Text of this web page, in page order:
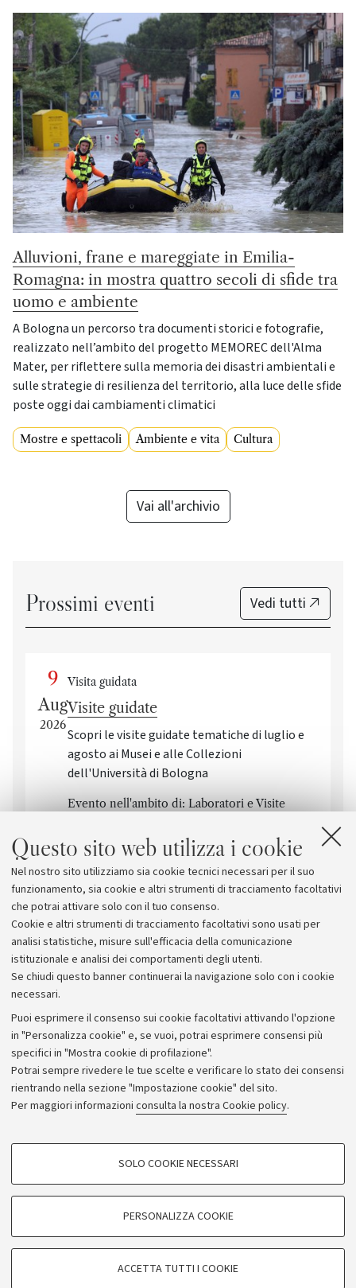
Questo sito web utilizza i cookie
Nel nostro sito utilizziamo sia cookie tecnici necessari per il suo
funzionamento, sia cookie e altri strumenti di tracciamento facoltativi
che potrai attivare solo con il tuo consenso.
Cookie e altri strumenti di tracciamento facoltativi sono usati per
analisi statistiche, misure sull'efficacia della comunicazione
istituzionale e analisi dei comportamenti degli utenti.
Se chiudi questo banner continuerai la navigazione solo con i cookie
necessari.
Puoi esprimere il consenso sui cookie facoltativi attivando l'opzione
in "Personalizza cookie" e, se vuoi, potrai esprimere consensi più
specifici in "Mostra cookie di profilazione".
Potrai sempre rivedere le tue scelte e verificare lo stato dei consensi
rientrando nella sezione "Impostazione cookie" del sito.
Per maggiori informazioni consulta la nostra Cookie policy.
COOKIE DI PROFILAZIONE - FACOLTATIVI
COOKIE TECNICI - NECESSARI
SOLO COOKIE NECESSARI
PERSONALIZZA COOKIE
ACCETTA TUTTI I COOKIE
Alluvioni, frane e mareggiate in Emilia-
Romagna: in mostra quattro secoli di sfide tra
uomo e ambiente
A Bologna un percorso tra documenti storici e fotografie,
realizzato nell’ambito del progetto MEMOREC dell'Alma
Mater, per riflettere sulla memoria dei disastri ambientali e
sulle strategie di resilienza del territorio, alla luce delle sfide
poste oggi dai cambiamenti climatici
Mostre e spettacoli Ambiente e vita Cultura
Vai all'archivio
Prossimi eventi Vedi tutti
9
Aug
2026
Visita guidata
Visite guidate
Scopri le visite guidate tematiche di luglio e
agosto ai Musei e alle Collezioni
dell'Università di Bologna
Evento nell'ambito di: Laboratori e Visite
Bologna
Archivio
Comunicati stampa
Redazione
Rassegna stampa
© Copyright 2026 - ALMA MATER STUDIORUM - Università di
Bologna - Via Zamboni, 33 - 40126 Bologna - PI: 01131710376 -
CF: 80007010376